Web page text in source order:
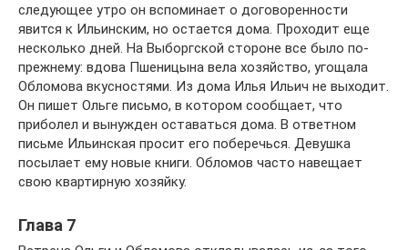
следующее утро он вспоминает о договоренности
явится к Ильинским, но остается дома. Проходит еще
несколько дней. На Выборгской стороне все было по-
прежнему: вдова Пшеницына вела хозяйство, угощала
Обломова вкусностями. Из дома Илья Ильич не выходит.
Он пишет Ольге письмо, в котором сообщает, что
приболел и вынужден оставаться дома. В ответном
письме Ильинская просит его поберечься. Девушка
посылает ему новые книги. Обломов часто навещает
свою квартирную хозяйку.
Глава 7